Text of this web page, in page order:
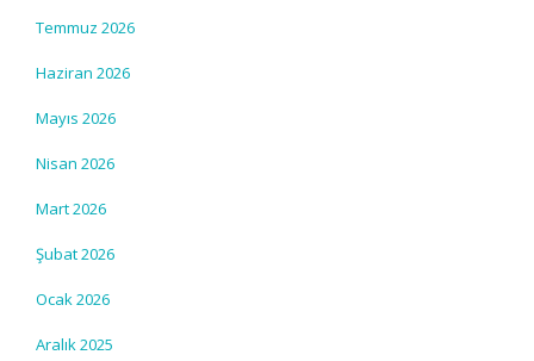
Temmuz 2026
Haziran 2026
Mayıs 2026
Nisan 2026
Mart 2026
Şubat 2026
Ocak 2026
Aralık 2025